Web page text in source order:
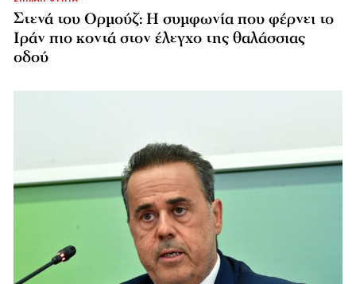
Στενά του Ορμούζ: Η συμφωνία που φέρνει το
Ιράν πιο κοντά στον έλεγχο της θαλάσσιας
οδού